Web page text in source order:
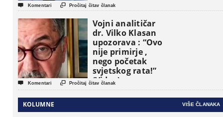
 Komentari  Pročitaj čitav članak
Vojni analitičar
dr. Vilko Klasan
upozorava : “Ovo
nije primirje ,
nego početak
svjetskog rata!”
(Video)
 Komentari  Pročitaj čitav članak
KOLUMNE VIŠE ČLANAKA